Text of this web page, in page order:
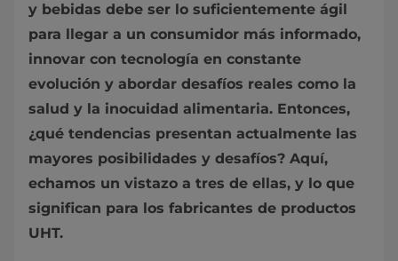
y bebidas debe ser lo suficientemente ágil
para llegar a un consumidor más informado,
innovar con tecnología en constante
evolución y abordar desafíos reales como la
salud y la inocuidad alimentaria. Entonces,
¿qué tendencias presentan actualmente las
mayores posibilidades y desafíos? Aquí,
echamos un vistazo a tres de ellas, y lo que
significan para los fabricantes de productos
UHT.